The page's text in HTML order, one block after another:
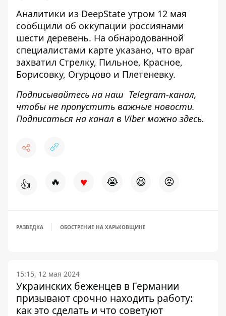
Аналитики из DeepState утром 12 мая
сообщили об оккупации россиянами
шести деревень. На обнародованной
специалистами карте указано, что враг
захватил Стрелку, Пильное, Красное,
Борисовку, Огурцово и Плетеневку.
Подписывайтесь на наш Telegram-канал,
чтобы не пропустить важные новости.
Подписаться на канал в Viber можно здесь.
👍 🔥 ♥ 😭 😆 😡
РАЗВЕДКА ОБОСТРЕНИЕ НА ХАРЬКОВЩИНЕ
15:15, 12 мая 2024
Украинских беженцев в Германии
призывают срочно находить работу:
как это сделать и что советуют